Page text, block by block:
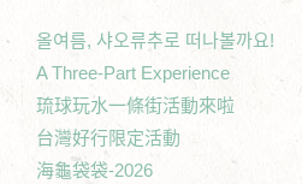
올여름, 샤오류추로 떠나볼까요!
A Three-Part Experience
琉球玩水一條街活動來啦
台灣好行限定活動
海龜袋袋-2026